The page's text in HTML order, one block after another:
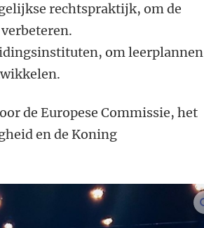
rechtspraktijk, om de
om leerplannen
de Europese Commissie, het
en de Koning